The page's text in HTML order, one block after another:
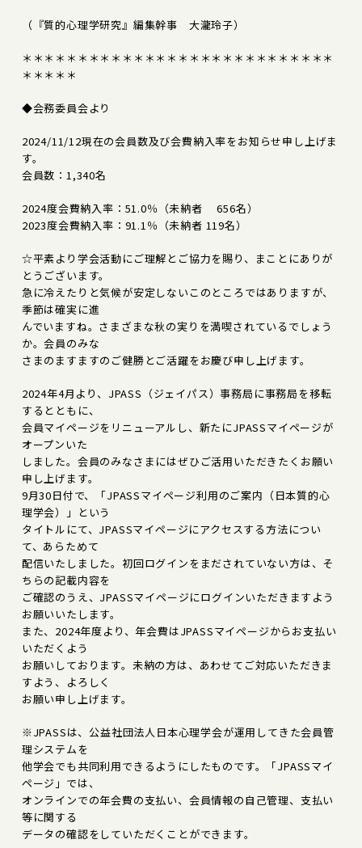
（『質的心理学研究』編集幹事 大瀧玲子）
＊＊＊＊＊＊＊＊＊＊＊＊＊＊＊＊＊＊＊＊＊＊＊＊＊＊＊＊
＊＊＊＊＊
◆会務委員会より
2024/11/12現在の会員数及び会費納入率をお知らせ申し上げま
す。
会員数：1,340名
2024度会費納入率：51.0％（未納者 656名）
2023度会費納入率：91.1％（未納者 119名）
☆平素より学会活動にご理解とご協力を賜り、まことにありが
とうございます。
急に冷えたりと気候が安定しないこのところではありますが、
季節は確実に進
んでいますね。さまざまな秋の実りを満喫されているでしょう
か。会員のみな
さまのますますのご健勝とご活躍をお慶び申し上げます。
2024年4月より、JPASS（ジェイパス）事務局に事務局を移転
するとともに、
会員マイページをリニューアルし、新たにJPASSマイページが
オープンいた
しました。会員のみなさまにはぜひご活用いただきたくお願い
申し上げます。
9月30日付で、「JPASSマイページ利用のご案内（日本質的心
理学会）」という
タイトルにて、JPASSマイページにアクセスする方法につい
て、あらためて
配信いたしました。初回ログインをまだされていない方は、そ
ちらの記載内容を
ご確認のうえ、JPASSマイページにログインいただきますよう
お願いいたします。
また、2024年度より、年会費はJPASSマイページからお支払い
いただくよう
お願いしております。未納の方は、あわせてご対応いただきま
すよう、よろしく
お願い申し上げます。
※JPASSは、公益社団法人日本心理学会が運用してきた会員管
理システムを
他学会でも共同利用できるようにしたものです。「JPASSマイ
ページ」では、
オンラインでの年会費の支払い、会員情報の自己管理、支払い
等に関する
データの確認をしていただくことができます。